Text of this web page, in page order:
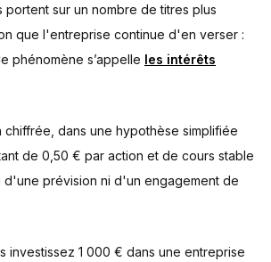
portent sur un nombre de titres plus
que l'entreprise continue d'en verser :
phénomène s’appelle les intérêts
chiffrée, dans une hypothèse simplifiée
de 0,50 € par action et de cours stable
d'une prévision ni d'un engagement de
investissez 1 000 € dans une entreprise